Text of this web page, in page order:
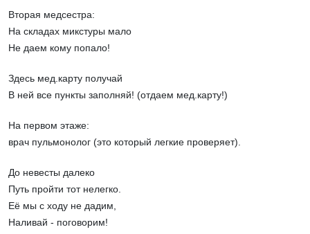
Вторая медсестра:
На складах микстуры мало
Не даем кому попало!
Здесь мед.карту получай
В ней все пункты заполняй! (отдаем мед.карту!)
На первом этаже:
врач пульмонолог (это который легкие проверяет).
До невесты далеко
Путь пройти тот нелегко.
Её мы с ходу не дадим,
Наливай - поговорим!